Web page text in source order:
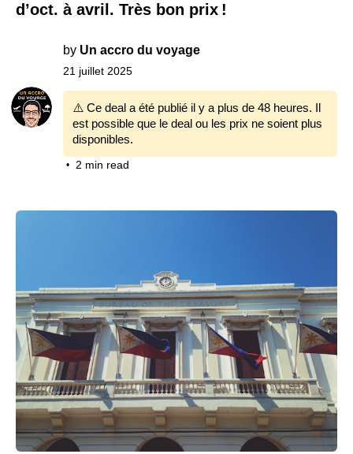
d’oct. à avril. Très bon prix !
by Un accro du voyage
21 juillet 2025
⚠️ Ce deal a été publié il y a plus de 48 heures. Il
est possible que le deal ou les prix ne soient plus
disponibles.
• 2 min read